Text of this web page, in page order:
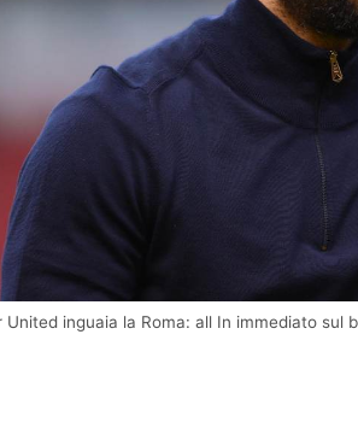
United inguaia la Roma: all In immediato sul